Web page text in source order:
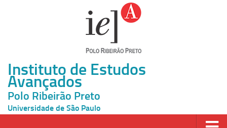
Instituto de Estudos
Avançados
Polo Ribeirão Preto
Universidade de São Paulo